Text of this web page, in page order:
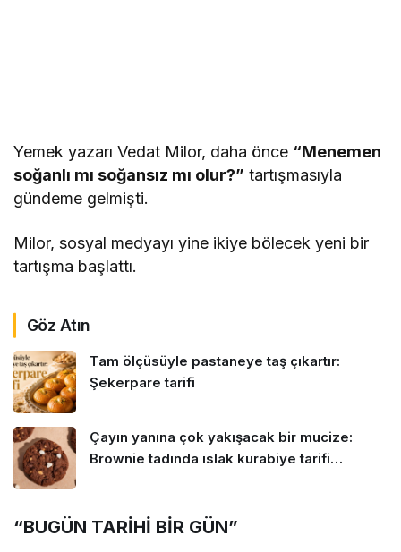
Yemek yazarı Vedat Milor, daha önce “Menemen
soğanlı mı soğansız mı olur?” tartışmasıyla
gündeme gelmişti.
Milor, sosyal medyayı yine ikiye bölecek yeni bir
tartışma başlattı.
Göz Atın
Tam ölçüsüyle pastaneye taş çıkartır:
Şekerpare tarifi
Çayın yanına çok yakışacak bir mucize:
Brownie tadında ıslak kurabiye tarifi…
“BUGÜN TARİHİ BİR GÜN”